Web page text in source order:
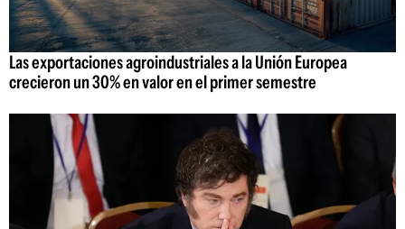
Las exportaciones agroindustriales a la Unión Europea
crecieron un 30% en valor en el primer semestre